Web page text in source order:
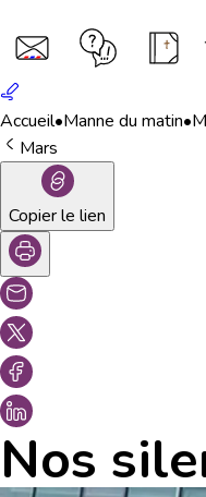
Accueil•Manne du matin•
Mars
Copier le lien
Nos